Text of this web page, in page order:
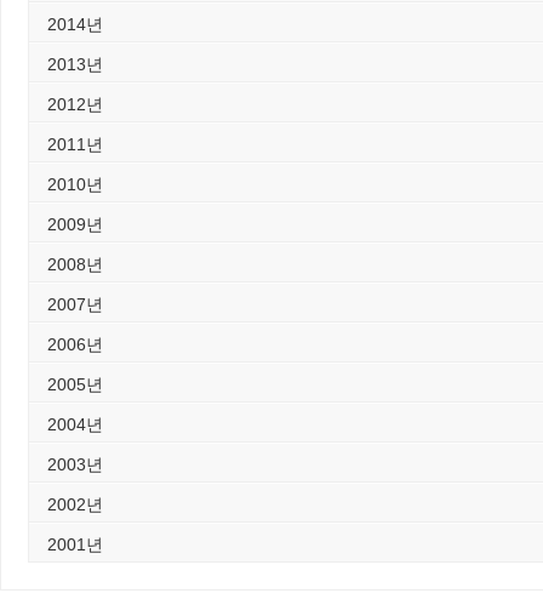
2014년
2013년
2012년
2011년
2010년
2009년
2008년
2007년
2006년
2005년
2004년
2003년
2002년
2001년